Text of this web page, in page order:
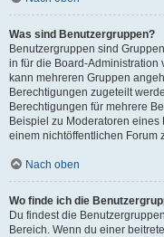
Was sind Benutzergruppen?
Benutzergruppen sind
in für die Board-Administration
kann mehreren Gruppen
Berechtigungen zugeteilt
Berechtigungen für mehrere
Beispiel zu Moderatoren
einem nichtöffentlichen Forum
Nach oben
Wo finde ich die
Du findest die
Bereich. Wenn du einer